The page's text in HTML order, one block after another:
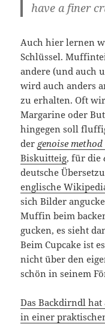
have a finer
Auch hier lernen
Schlüssel.
andere (und auch
wird auch anders
zu erhalten. Oft
Margarine oder
hingegen soll
der genoise method
Biskuitteig, für die
deutsche
englische
sich Bilder
Muffin beim
gucken, es sieht
Beim Cupcake ist
nicht über den
schön in seinem
Das Backdirndl
in einer